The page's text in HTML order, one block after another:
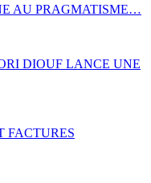
AU PRAGMATISME…
DIOUF LANCE UNE
FACTURES